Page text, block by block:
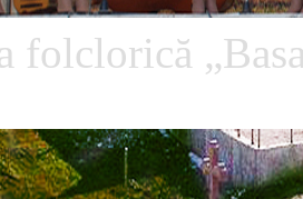
folclorică